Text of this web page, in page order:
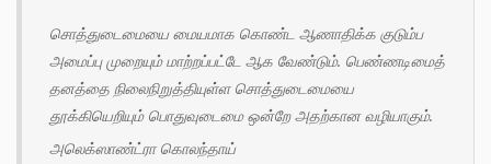
சொத்துடைமையை மையமாக கொண்ட ஆணாதிக்க குடும்ப
அமைப்பு முறையும் மாற்றப்பட்டே ஆக வேண்டும். பெண்ணடிமைத்
தனத்தை நிலைநிறுத்தியுள்ள சொத்துடைமையை
தூக்கியெறியும் பொதுவுடைமை ஒன்றே அதற்கான வழியாகும்.
அலெக்ஸாண்ட்ரா கொலந்தாய்